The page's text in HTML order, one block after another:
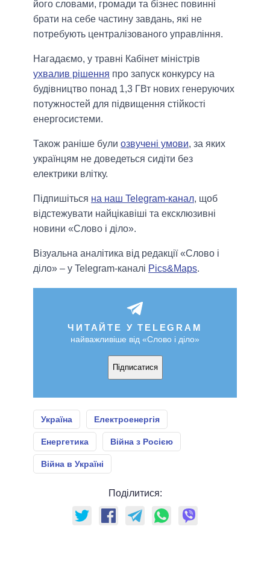
його словами, громади та бізнес повинні
брати на себе частину завдань, які не
потребують централізованого управління.
Нагадаємо, у травні Кабінет міністрів
ухвалив рішення про запуск конкурсу на
будівництво понад 1,3 ГВт нових генеруючих
потужностей для підвищення стійкості
енергосистеми.
Також раніше були озвучені умови, за яких
українцям не доведеться сидіти без
електрики влітку.
Підпишіться на наш Telegram-канал, щоб
відстежувати найцікавіші та ексклюзивні
новини «Слово і діло».
Візуальна аналітика від редакції «Слово і
діло» – у Telegram-каналі Pics&Maps.
ЧИТАЙТЕ У TELEGRAM
найважливіше від «Слово і діло»
Підписатися
Україна Електроенергія
Енергетика Війна з Росією
Війна в Україні
Поділитися: